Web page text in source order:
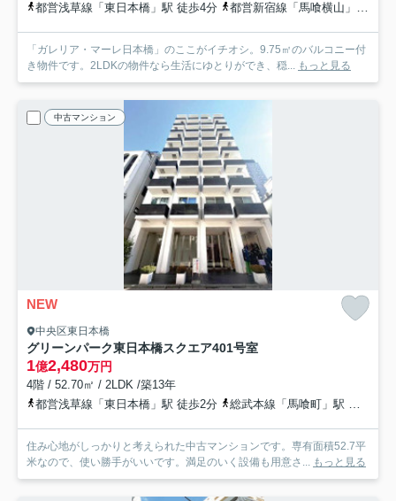
都営浅草線「東日本橋」駅 徒歩4分
都営新宿線「馬喰横山」駅 徒歩5分
「ガレリア・マーレ日本橋」のここがイチオシ。9.75㎡のバルコニー付
き物件です。2LDKの物件なら生活にゆとりができ、穏... もっと見る
中古マンション
NEW
中央区東日本橋
グリーンパーク東日本橋スクエア401号室
1億2,480万円
4階 / 52.70㎡ / 2LDK /築13年
都営浅草線「東日本橋」駅 徒歩2分
総武本線「馬喰町」駅 徒歩3分
住み心地がしっかりと考えられた中古マンションです。専有面積52.7平
米なので、使い勝手がいいです。満足のいく設備も用意さ... もっと見る